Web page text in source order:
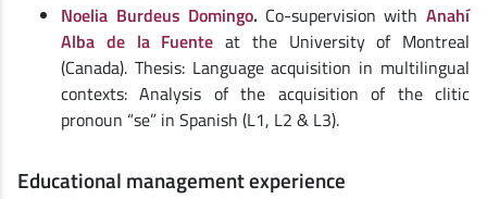
Noelia Burdeus Domingo. Co-supervision withAnahí
Alba de la Fuente at the University of Montreal
(Canada). Thesis: Language acquisition in multilingual
contexts: Analysis of the acquisition of the clitic
pronoun “se” in Spanish (L1, L2 & L3).
Educational management experience